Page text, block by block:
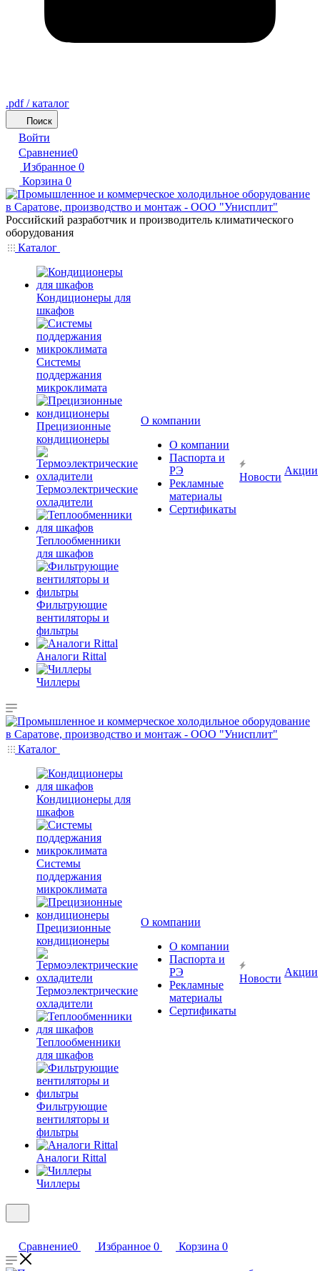
.pdf / каталог
Поиск
Войти
Сравнение0
Избранное 0
Корзина 0
Российский разработчик и производитель климатического
оборудования
Каталог
Кондиционеры для
шкафов
Системы
поддержания
микроклимата
Прецизионные
кондиционеры
Термоэлектрические
охладители
Теплообменники
для шкафов
Фильтрующие
вентиляторы и
фильтры
Аналоги Rittal
Чиллеры
О компании
О компании
Паспорта и
РЭ
Рекламные
материалы
Сертификаты
Новости
Акции
Каталог
Кондиционеры для
шкафов
Системы
поддержания
микроклимата
Прецизионные
кондиционеры
Термоэлектрические
охладители
Теплообменники
для шкафов
Фильтрующие
вентиляторы и
фильтры
Аналоги Rittal
Чиллеры
О компании
О компании
Паспорта и
РЭ
Рекламные
материалы
Сертификаты
Новости
Акции
Сравнение0 Избранное 0 Корзина 0